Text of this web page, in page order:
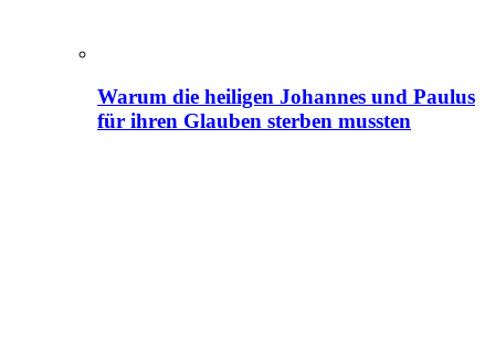
Warum die heiligen Johannes und Paulus
für ihren Glauben sterben mussten